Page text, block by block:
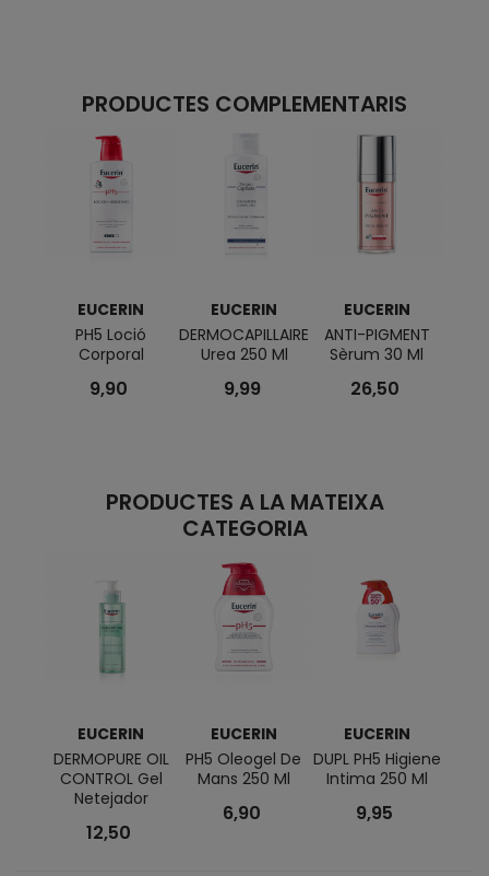
PRODUCTES COMPLEMENTARIS
EUCERIN
PH5 Loció
Corporal
9,90
EUCERIN
DERMOCAPILLAIRE
Urea 250 Ml
9,99
EUCERIN
ANTI-PIGMENT
Sèrum 30 Ml
26,50
PRODUCTES A LA MATEIXA
CATEGORIA
EUCERIN
DERMOPURE OIL
CONTROL Gel
Netejador
12,50
EUCERIN
PH5 Oleogel De
Mans 250 Ml
6,90
EUCERIN
DUPL PH5 Higiene
Intima 250 Ml
9,95